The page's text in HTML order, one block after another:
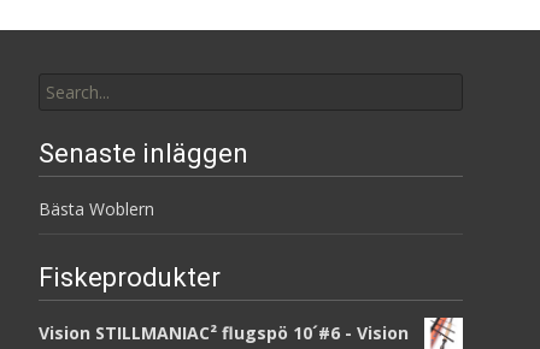
for:
Senaste inläggen
Bästa Woblern
Fiskeprodukter
Vision STILLMANIAC² flugspö 10´#6 - Vision